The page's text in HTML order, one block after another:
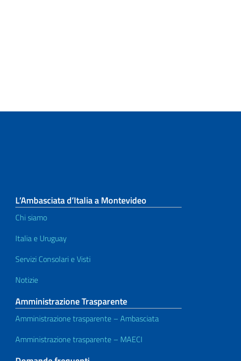
L’Ambasciata d’Italia a Montevideo
Chi siamo
Italia e Uruguay
Servizi Consolari e Visti
Notizie
Amministrazione Trasparente
Amministrazione trasparente – Ambasciata
Amministrazione trasparente – MAECI